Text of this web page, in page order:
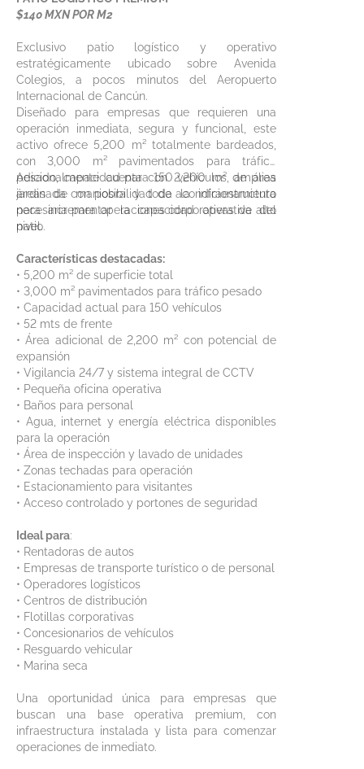
Preparación de la residencia y abastecimiento
antes de la llegada
Servicios de lavandería y tintorería
Opciones de catering y cenas en la residencia
Servicio de sommelier para selección de vinos
$140 MXN POR M2
Exclusivo patio logístico y operativo
estratégicamente ubicado sobre Avenida
Colegios, a pocos minutos del Aeropuerto
Internacional de Cancún.
Diseñado para empresas que requieren una
operación inmediata, segura y funcional, este
activo ofrece 5,200 m² totalmente bardeados,
con 3,000 m² pavimentados para tráfico
pesado, capacidad para 150 vehículos, amplias
áreas de maniobra y toda la infraestructura
necesaria para operaciones corporativas de alto
nivel.
Adicionalmente cuenta con 2,200 m² de área
jardinada con posibilidad de acondicionamiento
para incrementar la capacidad operativa del
patio.
Características destacadas:
• 5,200 m² de superficie total
• 3,000 m² pavimentados para tráfico pesado
• Capacidad actual para 150 vehículos
• 52 mts de frente
• Área adicional de 2,200 m² con potencial de
expansión
• Vigilancia 24/7 y sistema integral de CCTV
• Pequeña oficina operativa
• Baños para personal
• Agua, internet y energía eléctrica disponibles
para la operación
• Área de inspección y lavado de unidades
• Zonas techadas para operación
• Estacionamiento para visitantes
• Acceso controlado y portones de seguridad
Ideal para:
• Rentadoras de autos
• Empresas de transporte turístico o de personal
• Operadores logísticos
• Centros de distribución
• Flotillas corporativas
• Concesionarios de vehículos
• Resguardo vehicular
• Marina seca
Una oportunidad única para empresas que
buscan una base operativa premium, con
infraestructura instalada y lista para comenzar
operaciones de inmediato.